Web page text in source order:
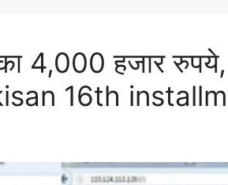
4,000 हजार
kisan 16th